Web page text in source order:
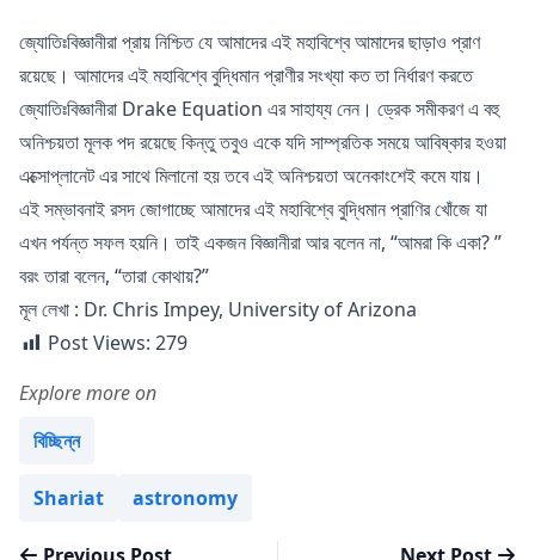
জ্যোতিঃবিজ্ঞানীরা প্রায় নিশ্চিত যে আমাদের এই মহাবিশ্বে আমাদের ছাড়াও প্রাণ
রয়েছে। আমাদের এই মহাবিশ্বে বুদ্ধিমান প্রাণীর সংখ্যা কত তা নির্ধারণ করতে
জ্যোতিঃবিজ্ঞানীরা Drake Equation এর সাহায্য নেন। ড্রেক সমীকরণ এ বহু
অনিশ্চয়তা মূলক পদ রয়েছে কিন্তু তবুও একে যদি সাম্প্রতিক সময়ে আবিষ্কার হওয়া
এক্সোপ্লানেট এর সাথে মিলানো হয় তবে এই অনিশ্চয়তা অনেকাংশেই কমে যায়।
এই সম্ভাবনাই রসদ জোগাচ্ছে আমাদের এই মহাবিশ্বে বুদ্ধিমান প্রাণির খোঁজে যা
এখন পর্যন্ত সফল হয়নি। তাই একজন বিজ্ঞানীরা আর বলেন না, “আমরা কি একা? ”
বরং তারা বলেন, “তারা কোথায়?”
মূল লেখা : Dr. Chris Impey, University of Arizona
Post Views: 279
Explore more on
Posted in
বিচ্ছিন্ন
Tags:
Shariat astronomy
Post
Previous post: